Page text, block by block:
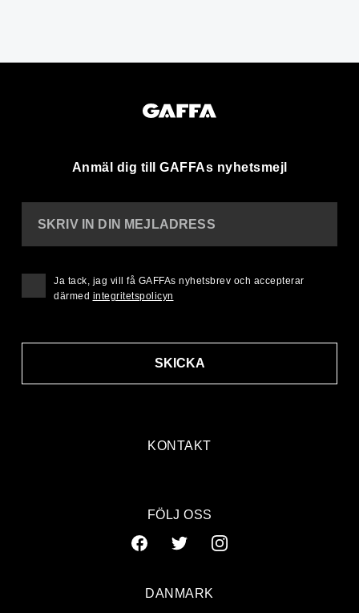
Anmäl dig till GAFFAs nyhetsmejl
KONTAKT
SKRIV IN DIN MEJLADRESS
SKICKA
Ja tack, jag vill få GAFFAs nyhetsbrev och accepterar
därmed integritetspolicyn
FÖLJ OSS
DANMARK